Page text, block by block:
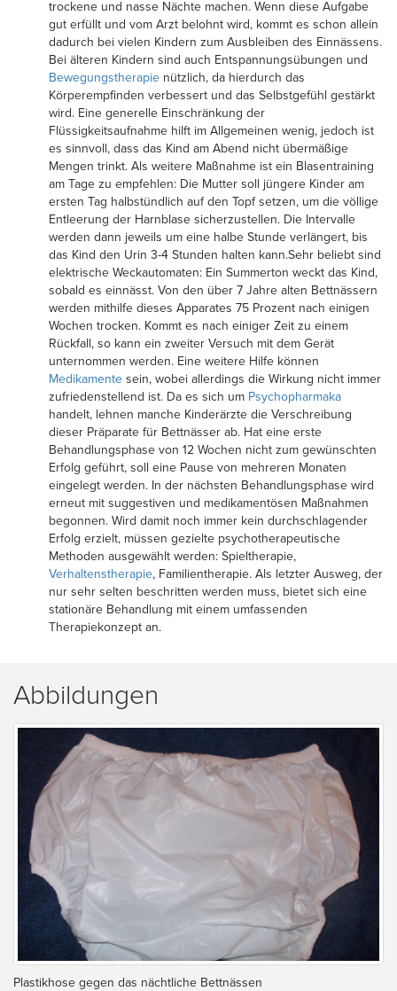
trockene und nasse Nächte machen. Wenn diese Aufgabe
gut erfüllt und vom Arzt belohnt wird, kommt es schon allein
dadurch bei vielen Kindern zum Ausbleiben des Einnässens.
Bei älteren Kindern sind auch Entspannungsübungen und
Bewegungstherapie nützlich, da hierdurch das
Körperempfinden verbessert und das Selbstgefühl gestärkt
wird. Eine generelle Einschränkung der
Flüssigkeitsaufnahme hilft im Allgemeinen wenig, jedoch ist
es sinnvoll, dass das Kind am Abend nicht übermäßige
Mengen trinkt. Als weitere Maßnahme ist ein Blasentraining
am Tage zu empfehlen: Die Mutter soll jüngere Kinder am
ersten Tag halbstündlich auf den Topf setzen, um die völlige
Entleerung der Harnblase sicherzustellen. Die Intervalle
werden dann jeweils um eine halbe Stunde verlängert, bis
das Kind den Urin 3-4 Stunden halten kann.Sehr beliebt sind
elektrische Weckautomaten: Ein Summerton weckt das Kind,
sobald es einnässt. Von den über 7 Jahre alten Bettnässern
werden mithilfe dieses Apparates 75 Prozent nach einigen
Wochen trocken. Kommt es nach einiger Zeit zu einem
Rückfall, so kann ein zweiter Versuch mit dem Gerät
unternommen werden. Eine weitere Hilfe können
Medikamente sein, wobei allerdings die Wirkung nicht immer
zufriedenstellend ist. Da es sich um Psychopharmaka
handelt, lehnen manche Kinderärzte die Verschreibung
dieser Präparate für Bettnässer ab. Hat eine erste
Behandlungsphase von 12 Wochen nicht zum gewünschten
Erfolg geführt, soll eine Pause von mehreren Monaten
eingelegt werden. In der nächsten Behandlungsphase wird
erneut mit suggestiven und medikamentösen Maßnahmen
begonnen. Wird damit noch immer kein durchschlagender
Erfolg erzielt, müssen gezielte psychotherapeutische
Methoden ausgewählt werden: Spieltherapie,
Verhaltenstherapie, Familientherapie. Als letzter Ausweg, der
nur sehr selten beschritten werden muss, bietet sich eine
stationäre Behandlung mit einem umfassenden
Therapiekonzept an.
Abbildungen
Plastikhose gegen das nächtliche Bettnässen